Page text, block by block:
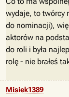
wydaje, to twórcy
do nominacji),
aktorów na
do roli i była
rolę - nie brałeś
Misiek1389